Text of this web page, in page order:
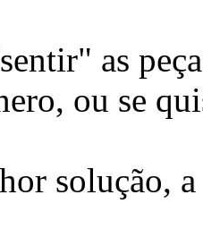
as
ou se
solução,